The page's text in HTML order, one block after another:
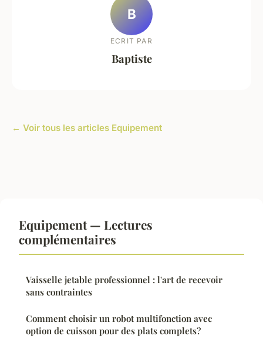
B
ECRIT PAR
Baptiste
← Voir tous les articles Equipement
Equipement — Lectures
complémentaires
Vaisselle jetable professionnel : l'art de recevoir
sans contraintes
Comment choisir un robot multifonction avec
option de cuisson pour des plats complets?